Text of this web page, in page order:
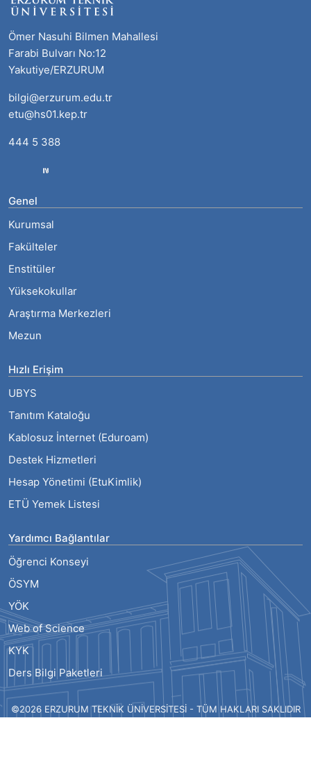
Ömer Nasuhi Bilmen Mahallesi
Farabi Bulvarı No:12
Yakutiye/ERZURUM
bilgi@erzurum.edu.tr
etu@hs01.kep.tr
444 5 388
Genel
Kurumsal
Fakülteler
Enstitüler
Yüksekokullar
Araştırma Merkezleri
Mezun
Hızlı Erişim
UBYS
Tanıtım Kataloğu
Kablosuz İnternet (Eduroam)
Destek Hizmetleri
Hesap Yönetimi (EtuKimlik)
ETÜ Yemek Listesi
Yardımcı Bağlantılar
Öğrenci Konseyi
ÖSYM
YÖK
Web of Science
KYK
Ders Bilgi Paketleri
©2026 ERZURUM TEKNİK ÜNİVERSİTESİ - TÜM HAKLARI SAKLIDIR